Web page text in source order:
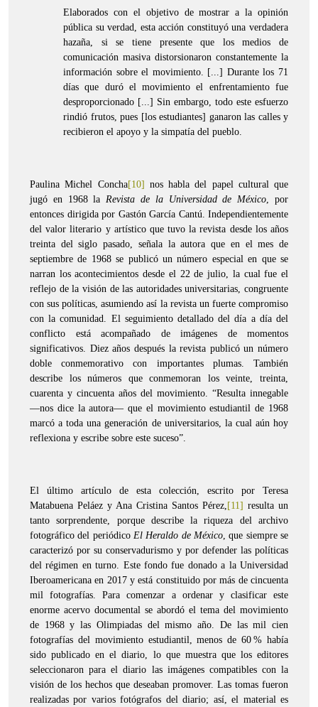
Elaborados con el objetivo de mostrar a la opinión
pública su verdad, esta acción constituyó una verdadera
hazaña, si se tiene presente que los medios de
comunicación masiva distorsionaron constantemente la
información sobre el movimiento. [...] Durante los 71
días que duró el movimiento el enfrentamiento fue
desproporcionado [...] Sin embargo, todo este esfuerzo
rindió frutos, pues [los estudiantes] ganaron las calles y
recibieron el apoyo y la simpatía del pueblo.
Paulina Michel Concha[10] nos habla del papel cultural que
jugó en 1968 laRevista de la Universidad de México, por
entonces dirigida por Gastón García Cantú. Independientemente
del valor literario y artístico que tuvo la revista desde los años
treinta del siglo pasado, señala la autora que en el mes de
septiembre de 1968 se publicó un número especial en que se
narran los acontecimientos desde el 22 de julio, la cual fue el
reflejo de la visión de las autoridades universitarias, congruente
con sus políticas, asumiendo así la revista un fuerte compromiso
con la comunidad. El seguimiento detallado del día a día del
conflicto está acompañado de imágenes de momentos
significativos. Diez años después la revista publicó un número
doble conmemorativo con importantes plumas. También
describe los números que conmemoran los veinte, treinta,
cuarenta y cincuenta años del movimiento. “Resulta innegable
—nos dice la autora— que el movimiento estudiantil de 1968
marcó a toda una generación de universitarios, la cual aún hoy
reflexiona y escribe sobre este suceso”.
El último artículo de esta colección, escrito por Teresa
Matabuena Peláez y Ana Cristina Santos Pérez, [11] resulta un
tanto sorprendente, porque describe la riqueza del archivo
fotográfico del periódico El Heraldo de México, que siempre se
caracterizó por su conservadurismo y por defender las políticas
del régimen en turno. Este fondo fue donado a la Universidad
Iberoamericana en 2017 y está constituido por más de cincuenta
mil fotografías. Para comenzar a ordenar y clasificar este
enorme acervo documental se abordó el tema del movimiento
de 1968 y las Olimpiadas del mismo año. De las mil cien
fotografías del movimiento estudiantil, menos de 60 % había
sido publicado en el diario, lo que muestra que los editores
seleccionaron para el diario las imágenes compatibles con la
visión de los hechos que deseaban promover. Las tomas fueron
realizadas por varios fotógrafos del diario; así, el material es